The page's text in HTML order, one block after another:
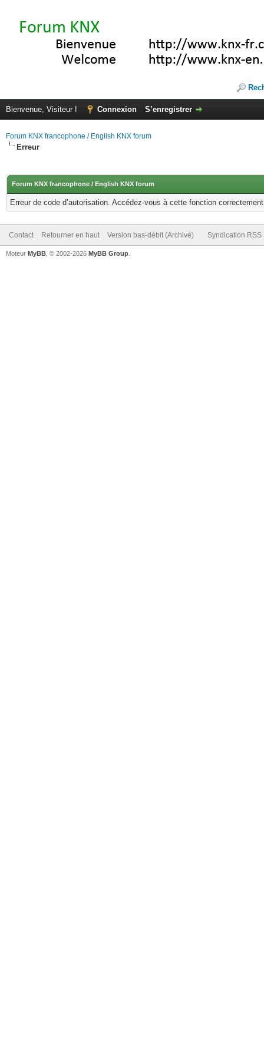
Bienvenue, Visiteur ! Connexion S’enregistrer
Forum KNX francophone / English KNX forum
Erreur
Forum KNX francophone / English KNX forum
Erreur de code d’autorisation. Accédez-vous à cette fonction
Contact Retourner en haut Version bas-débit (Archivé) Syndication RSS
Moteur MyBB , © 2002-2026 MyBB Group